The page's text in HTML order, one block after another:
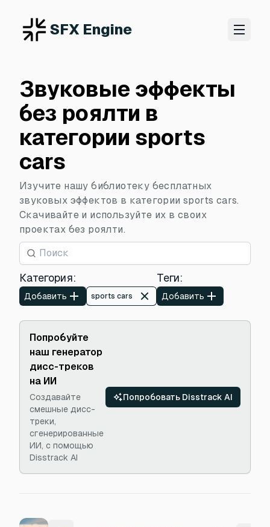
SFX Engine
Звуковые эффекты
без роялти в
категории sports
cars
Изучите нашу библиотеку бесплатных
звуковых эффектов в категории sports cars.
Скачивайте и используйте их в своих
проектах без роялти.
Категория:
Добавить sports cars
Теги:
Добавить
Попробуйте
наш генератор
дисс-треков
на ИИ
Создавайте
смешные дисс-
треки,
сгенерированные
ИИ, с помощью
Disstrack AI
Попробовать Disstrack AI